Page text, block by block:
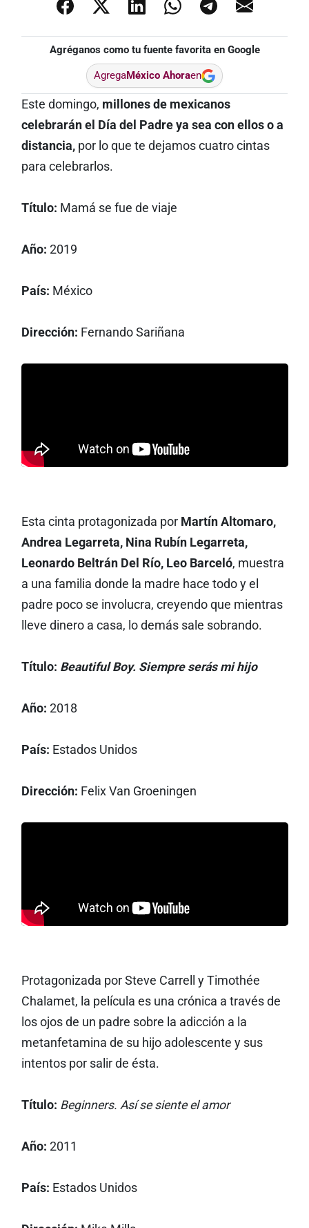
Agréganos como tu fuente favorita en Google
AgregaMéxico Ahoraen
Este domingo, millones de mexicanos
celebrarán el Día del Padre ya sea con ellos o a
distancia,por lo que te dejamos cuatro cintas
para celebrarlos.
Título: Mamá se fue de viaje
Año: 2019
País: México
Dirección: Fernando Sariñana
Esta cinta protagonizada por Martín Altomaro,
Andrea Legarreta, Nina Rubín Legarreta,
Leonardo Beltrán Del Río, Leo Barceló, muestra
a una familia donde la madre hace todo y el
padre poco se involucra, creyendo que mientras
lleve dinero a casa, lo demás sale sobrando.
Título: Beautiful Boy. Siempre serás mi hijo
Año: 2018
País: Estados Unidos
Dirección: Felix Van Groeningen
Protagonizada por Steve Carrell y Timothée
Chalamet, la película es una crónica a través de
los ojos de un padre sobre la adicción a la
metanfetamina de su hijo adolescente y sus
intentos por salir de ésta.
Título: Beginners. Así se siente el amor
Año: 2011
País: Estados Unidos